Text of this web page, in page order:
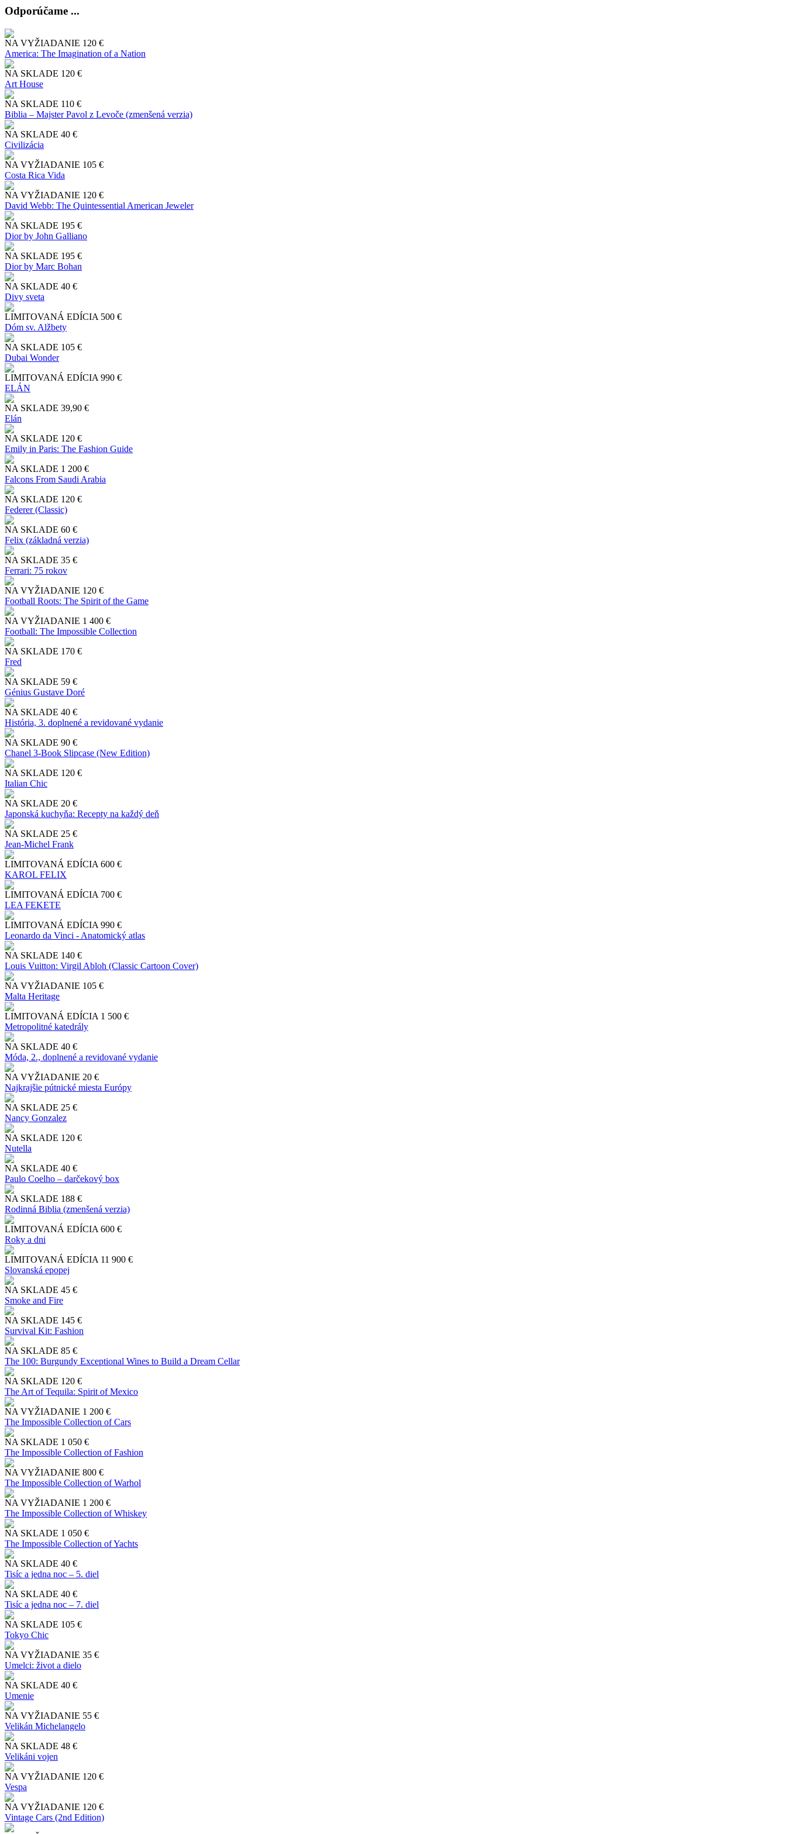
Odporúčame ...
NA VYŽIADANIE 120 €
America: The Imagination of a Nation
NA SKLADE 120 €
Art House
NA SKLADE 110 €
Biblia – Majster Pavol z Levoče (zmenšená verzia)
NA SKLADE 40 €
Civilizácia
NA VYŽIADANIE 105 €
Costa Rica Vida
NA VYŽIADANIE 120 €
David Webb: The Quintessential American Jeweler
NA SKLADE 195 €
Dior by John Galliano
NA SKLADE 195 €
Dior by Marc Bohan
NA SKLADE 40 €
Divy sveta
LIMITOVANÁ EDÍCIA 500 €
Dóm sv. Alžbety
NA SKLADE 105 €
Dubai Wonder
LIMITOVANÁ EDÍCIA 990 €
ELÁN
NA SKLADE 39,90 €
Elán
NA SKLADE 120 €
Emily in Paris: The Fashion Guide
NA SKLADE 1 200 €
Falcons From Saudi Arabia
NA SKLADE 120 €
Federer (Classic)
NA SKLADE 60 €
Felix (základná verzia)
NA SKLADE 35 €
Ferrari: 75 rokov
NA VYŽIADANIE 120 €
Football Roots: The Spirit of the Game
NA VYŽIADANIE 1 400 €
Football: The Impossible Collection
NA SKLADE 170 €
Fred
NA SKLADE 59 €
Génius Gustave Doré
NA SKLADE 40 €
História, 3. doplnené a revidované vydanie
NA SKLADE 90 €
Chanel 3-Book Slipcase (New Edition)
NA SKLADE 120 €
Italian Chic
NA SKLADE 20 €
Japonská kuchyňa: Recepty na každý deň
NA SKLADE 25 €
Jean-Michel Frank
LIMITOVANÁ EDÍCIA 600 €
KAROL FELIX
LIMITOVANÁ EDÍCIA 700 €
LEA FEKETE
LIMITOVANÁ EDÍCIA 990 €
Leonardo da Vinci - Anatomický atlas
NA SKLADE 140 €
Louis Vuitton: Virgil Abloh (Classic Cartoon Cover)
NA VYŽIADANIE 105 €
Malta Heritage
LIMITOVANÁ EDÍCIA 1 500 €
Metropolitné katedrály
NA SKLADE 40 €
Móda, 2., doplnené a revidované vydanie
NA VYŽIADANIE 20 €
Najkrajšie pútnické miesta Európy
NA SKLADE 25 €
Nancy Gonzalez
NA SKLADE 120 €
Nutella
NA SKLADE 40 €
Paulo Coelho – darčekový box
NA SKLADE 188 €
Rodinná Biblia (zmenšená verzia)
LIMITOVANÁ EDÍCIA 600 €
Roky a dni
LIMITOVANÁ EDÍCIA 11 900 €
Slo​vanská epopej
NA SKLADE 45 €
Smoke and Fire
NA SKLADE 145 €
Survival Kit: Fashion
NA SKLADE 85 €
The 100: Burgundy Exceptional Wines to Build a Dream Cellar
NA SKLADE 120 €
The Art of Tequila: Spirit of Mexico
NA VYŽIADANIE 1 200 €
The Impossible Collection of Cars
NA SKLADE 1 050 €
The Impossible Collection of Fashion
NA VYŽIADANIE 800 €
The Impossible Collection of Warhol
NA VYŽIADANIE 1 200 €
The Impossible Collection of Whiskey
NA SKLADE 1 050 €
The Impossible Collection of Yachts
NA SKLADE 40 €
Tisíc a jedna noc – 5. diel
NA SKLADE 40 €
Tisíc a jedna noc – 7. diel
NA SKLADE 105 €
Tokyo Chic
NA VYŽIADANIE 35 €
Umelci: život a dielo
NA SKLADE 40 €
Umenie
NA VYŽIADANIE 55 €
Velikán Michelangelo
NA SKLADE 48 €
Velikáni vojen
NA VYŽIADANIE 120 €
Vespa
NA VYŽIADANIE 120 €
Vintage Cars (2nd Edition)